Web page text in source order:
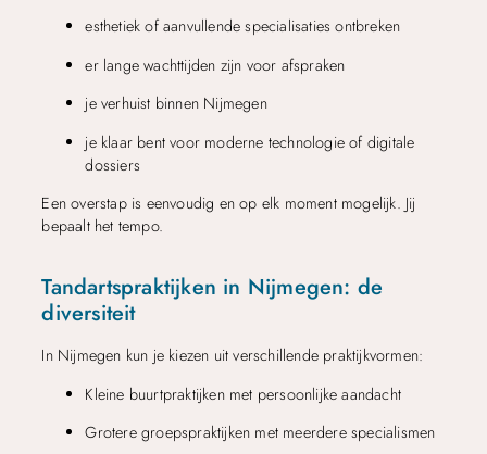
esthetiek of aanvullende specialisaties ontbreken
er lange wachttijden zijn voor afspraken
je verhuist binnen Nijmegen
je klaar bent voor moderne technologie of digitale
dossiers
Een overstap is eenvoudig en op elk moment mogelijk. Jij
bepaalt het tempo.
Tandartspraktijken in Nijmegen: de
diversiteit
In Nijmegen kun je kiezen uit verschillende praktijkvormen:
Kleine buurtpraktijken met persoonlijke aandacht
Grotere groepspraktijken met meerdere specialismen